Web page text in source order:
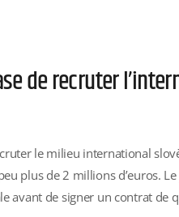
de recruter
le milieu international
plus de 2 millions d’euros.
avant de signer un contrat de